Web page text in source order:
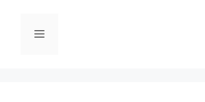
فهرست